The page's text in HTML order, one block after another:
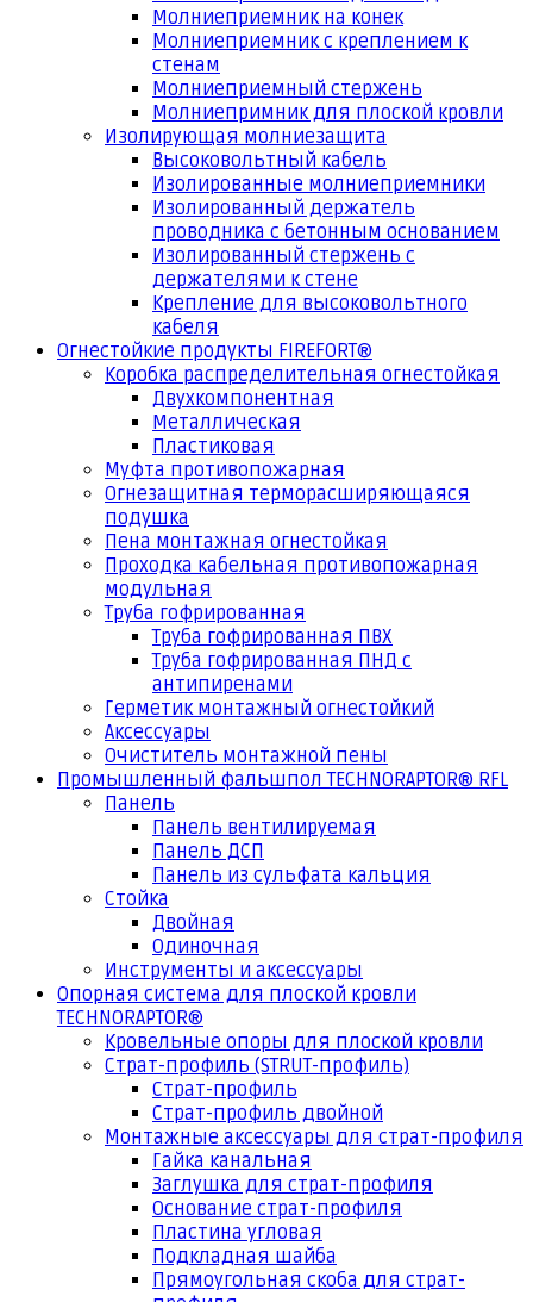
Молниеприемник на конек
Молниеприемник с креплением к
стенам
Молниеприемный стержень
Молниепримник для плоской кровли
Изолирующая молниезащита
Высоковольтный кабель
Изолированные молниеприемники
Изолированный держатель
проводника с бетонным основанием
Изолированный стержень с
держателями к стене
Крепление для высоковольтного
кабеля
Огнестойкие продукты FIREFORT®
Коробка распределительная огнестойкая
Двухкомпонентная
Металлическая
Пластиковая
Муфта противопожарная
Огнезащитная терморасширяющаяся
подушка
Пена монтажная огнестойкая
Проходка кабельная противопожарная
модульная
Труба гофрированная
Труба гофрированная ПВХ
Труба гофрированная ПНД с
антипиренами
Герметик монтажный огнестойкий
Аксессуары
Очиститель монтажной пены
Промышленный фальшпол TECHNORAPTOR® RFL
Панель
Панель вентилируемая
Панель ДСП
Панель из сульфата кальция
Стойка
Двойная
Одиночная
Инструменты и аксессуары
Опорная система для плоской кровли
TECHNORAPTOR®
Кровельные опоры для плоской кровли
Страт-профиль (STRUT-профиль)
Страт-профиль
Страт-профиль двойной
Монтажные аксессуары для страт-профиля
Гайка канальная
Заглушка для страт-профиля
Основание страт-профиля
Пластина угловая
Подкладная шайба
Прямоугольная скоба для страт-